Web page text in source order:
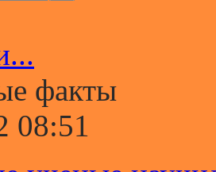
факты
08:51